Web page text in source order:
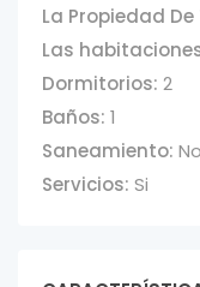
La Propiedad
Las
Dormitorios: 2
Baños: 1
Saneamiento: No
Servicios: Si